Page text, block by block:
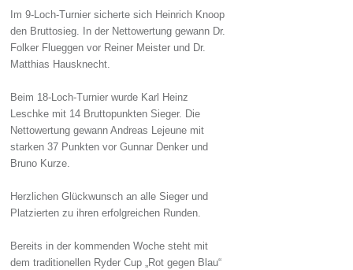
Im 9-Loch-Turnier sicherte sich Heinrich Knoop
den Bruttosieg. In der Nettowertung gewann Dr.
Folker Flueggen vor Reiner Meister und Dr.
Matthias Hausknecht.
Beim 18-Loch-Turnier wurde Karl Heinz
Leschke mit 14 Bruttopunkten Sieger. Die
Nettowertung gewann Andreas Lejeune mit
starken 37 Punkten vor Gunnar Denker und
Bruno Kurze.
Herzlichen Glückwunsch an alle Sieger und
Platzierten zu ihren erfolgreichen Runden.
Bereits in der kommenden Woche steht mit
dem traditionellen Ryder Cup „Rot gegen Blau“